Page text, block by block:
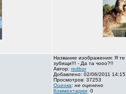
Название изображения: Я те
зубищи!!! - Да та чооо?!!
Автор: redbor
Добавлено: 02/06/2011 14:15
Просмотров: 37253
Оценка: не оценено
Комментарии: 0